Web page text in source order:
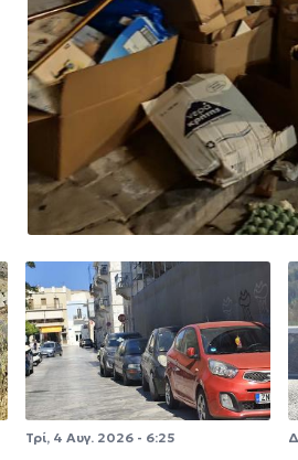
Τρί, 4 Αυγ. 2026 - 6:25